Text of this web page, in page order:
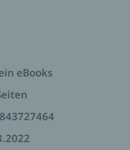
Skandal der
der Tote in ein
der Mörder aus
ihren Kollegen macht
steckt bald tiefer im
eBooks